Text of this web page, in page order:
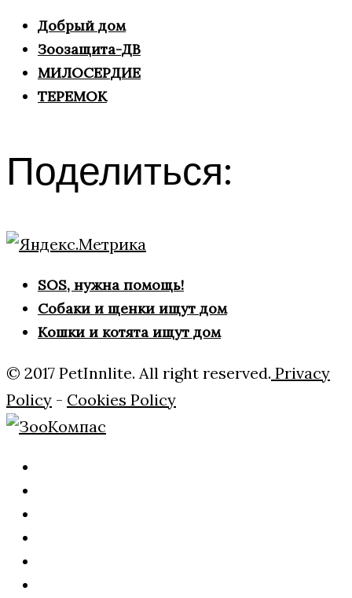
Добрый дом
Зоозащита-ДВ
МИЛОСЕРДИЕ
ТЕРЕМОК
Поделиться:
SOS, нужна помощь!
Собаки и щенки ищут дом
Кошки и котята ищут дом
© 2017 PetInnlite. All right reserved. Privacy
Policy - Cookies Policy